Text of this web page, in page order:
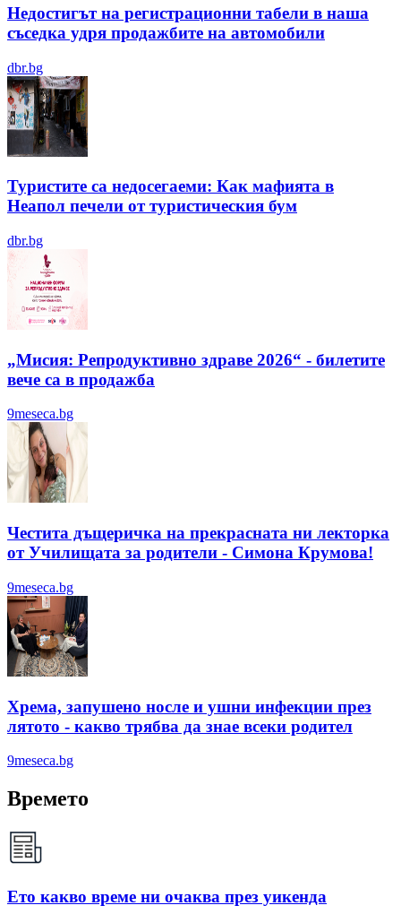
Недостигът на регистрационни табели в наша
съседка удря продажбите на автомобили
dbr.bg
Туристите са недосегаеми: Как мафията в
Неапол печели от туристическия бум
dbr.bg
„Мисия: Репродуктивно здраве 2026“ - билетите
вече са в продажба
9meseca.bg
Честита дъщеричка на прекрасната ни лекторка
от Училищата за родители - Симона Крумова!
9meseca.bg
Хрема, запушено носле и ушни инфекции през
лятотo - какво трябва да знае всеки родител
9meseca.bg
Времето
Ето какво време ни очаква през уикенда